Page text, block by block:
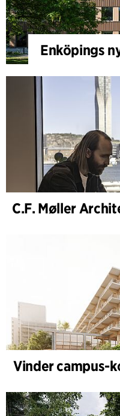
Enköpings
Vinder campus-